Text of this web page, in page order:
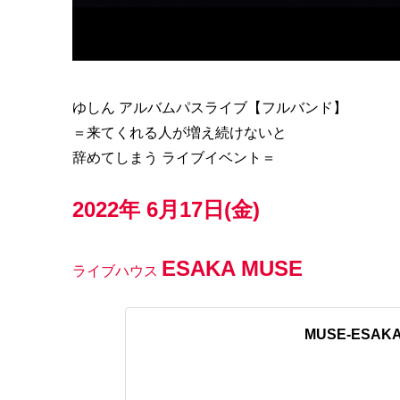
ゆしん アルバムパスライブ【フルバンド】
＝来てくれる人が増え続けないと
辞めてしまう ライブイベント＝
2022年 6月17日(金)
ライブハウス ESAKA MUSE
MUSE-